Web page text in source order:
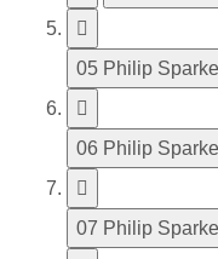
05 Philip
06 Philip
07 Philip